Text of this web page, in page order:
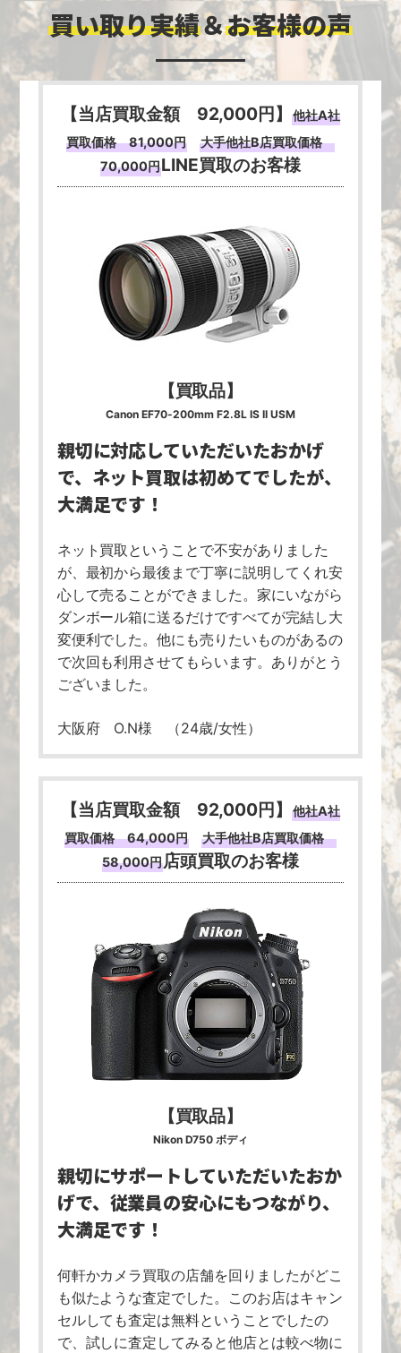
買い取り実績＆お客様の声
【当店買取金額 92,000円】他社A社
買取価格 81,000円
大手他社B店買取価格
70,000円LINE買取のお客様
【買取品】
Canon EF70-200mm F2.8L IS II USM
親切に対応していただいたおかげ
で、 ネット買取は初めてでしたが、
大満足です！
ネット買取ということで不安がありました
が、最初から最後まで丁寧に説明してくれ安
心して売ることができました。家にいながら
ダンボール箱に送るだけですべてが完結し大
変便利でした。他にも売りたいものがあるの
で次回も利用させてもらいます。ありがとう
ございました。
大阪府 O.N様 （24歳/女性）
【当店買取金額 92,000円】他社A社
買取価格 64,000円
大手他社B店買取価格
58,000円店頭買取のお客様
【買取品】
Nikon D750 ボディ
親切にサポートしていただいたおか
げで、 従業員の安心にもつながり、
大満足です！
何軒かカメラ買取の店舗を回りましたがどこ
も似たような査定でした。このお店はキャン
セルしても査定は無料ということでしたの
で、試しに査定してみると他店とは較べ物に